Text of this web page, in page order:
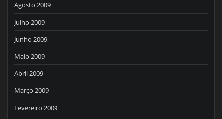
Agosto 2009
Julho 2009
Junho 2009
Maio 2009
Abril 2009
Março 2009
Fevereiro 2009